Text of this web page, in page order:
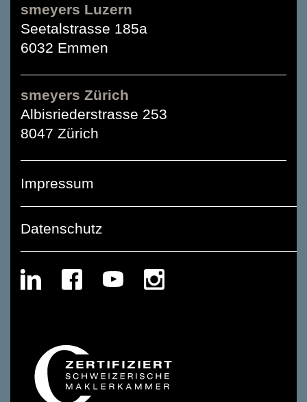
smeyers Luzern
Seetalstrasse 185a
6032 Emmen
smeyers Zürich
Albisriederstrasse 253
8047 Zürich
Impressum
Datenschutz